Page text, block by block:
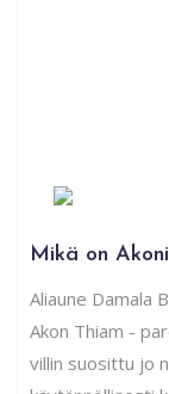
Mikä on
Aliaune Damala
Akon Thiam -
villin suosittu jo